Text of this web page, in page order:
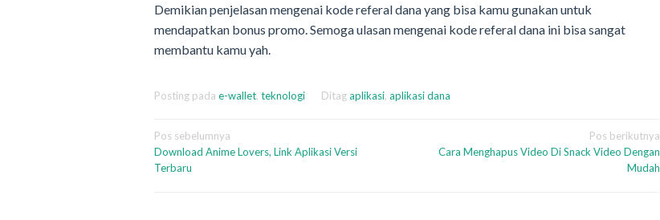
Demikian penjelasan mengenai kode referal dana yang bisa kamu gunakan untuk
mendapatkan bonus promo. Semoga ulasan mengenai kode referal dana ini bisa sangat
membantu kamu yah.
Posting pada e-wallet, teknologi Ditagaplikasi, aplikasi dana
Navigasi
pos
Pos sebelumnya
Download Anime Lovers, Link Aplikasi Versi
Terbaru
Pos berikutnya
Cara Menghapus Video Di Snack Video Dengan
Mudah